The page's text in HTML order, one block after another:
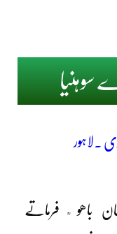
۔لاہور
باھو ؒ فرماتے